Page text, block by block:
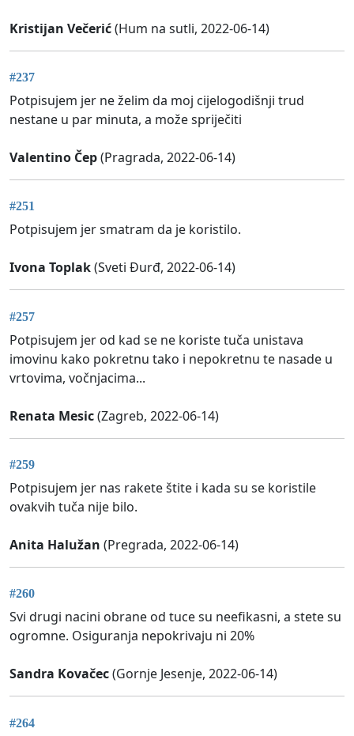
Kristijan Večerić(Hum na sutli, 2022-06-14)
#237
Potpisujem jer ne želim da moj cijelogodišnji trud
nestane u par minuta, a može spriječiti
Valentino Čep(Pragrada, 2022-06-14)
#251
Potpisujem jer smatram da je koristilo.
Ivona Toplak(Sveti Đurđ, 2022-06-14)
#257
Potpisujem jer od kad se ne koriste tuča unistava
imovinu kako pokretnu tako i nepokretnu te nasade u
vrtovima, vočnjacima...
Renata Mesic(Zagreb, 2022-06-14)
#259
Potpisujem jer nas rakete štite i kada su se koristile
ovakvih tuča nije bilo.
Anita Halužan (Pregrada, 2022-06-14)
#260
Svi drugi nacini obrane od tuce su neefikasni, a stete su
ogromne. Osiguranja nepokrivaju ni 20%
Sandra Kovačec(Gornje Jesenje, 2022-06-14)
#264